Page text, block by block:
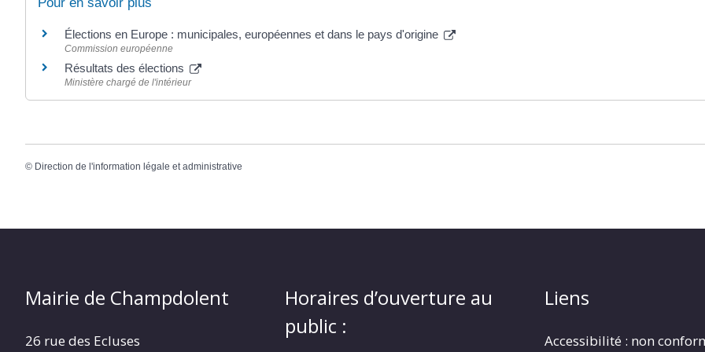
Élections en Europe : municipales, européennes et dans le pays d'origine
Commission européenne
Résultats des élections
Ministère chargé de l'intérieur
© Direction de l'information légale et administrative
Mairie de Champdolent
26 rue des Ecluses
Horaires d’ouverture au
public :
Liens
Accessibilité : non